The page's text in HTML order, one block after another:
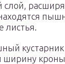
слой,
листья.
ширину